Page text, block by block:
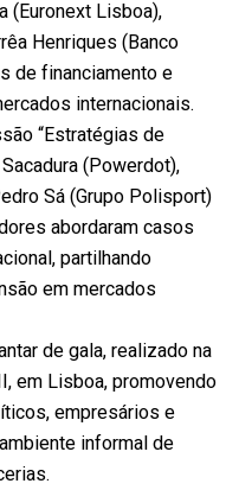
(Euronext Lisboa),
Henriques (Banco
de financiamento e
internacionais.
“Estratégias de
(Powerdot),
Sá (Grupo Polisport)
abordaram casos
partilhando
em mercados
de gala, realizado na
em Lisboa, promovendo
empresários e
informal de